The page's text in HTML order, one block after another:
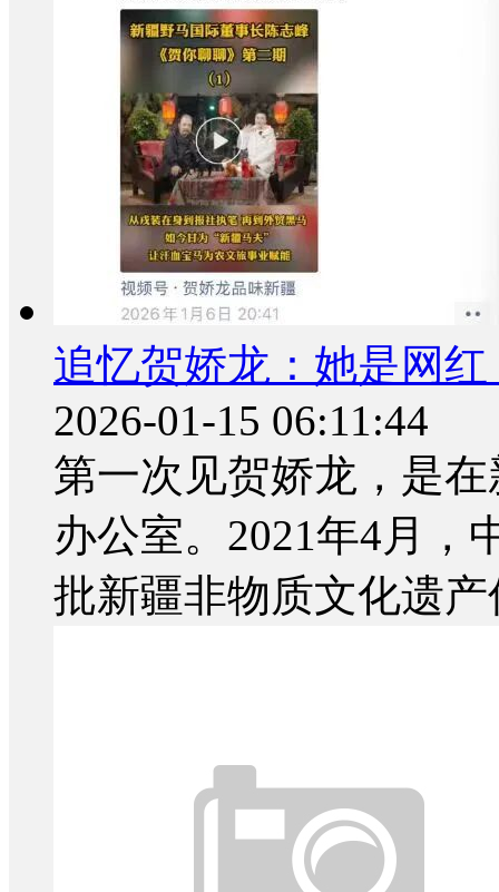
追忆贺娇龙：她是网
2026-01-15 06:11:44
第一次见贺娇龙，是
办公室。2021年4月，
批新疆非物质文化遗产